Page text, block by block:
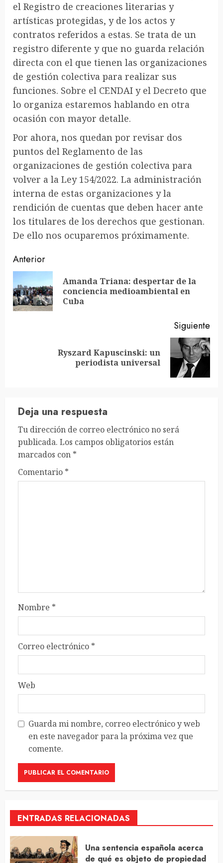
el Registro de creaciones literarias y
artísticas protegidas, y de los actos y
contratos referidos a estas. Se trata de un
registro diferente y que no guarda relación
directa con el que tienen las organizaciones
de gestión colectiva para realizar sus
funciones. Sobre el CENDAI y el Decreto que
lo organiza estaremos hablando en otra
ocasión con mayor detalle.
Por ahora, nos quedan por revisar dos
puntos del Reglamento de las
organizaciones de gestión colectiva para
volver a la Ley 154/2022. La administración
interna de estas organizaciones y la
rendición de cuentas que deben hacer ante
los titulares de los derechos que gestionan.
De ello nos ocuparemos próximamente.
Sigue
leyendo
Anterior
Amanda Triana: despertar de la
conciencia medioambiental en
Cuba
Siguiente
Ryszard Kapuscinski: un
periodista universal
Deja una respuesta
Tu dirección de correo electrónico no será
publicada. Los campos obligatorios están
marcados con *
Comentario *
Nombre *
Correo electrónico *
Web
Guarda mi nombre, correo electrónico y web
en este navegador para la próxima vez que
comente.
ENTRADAS RELACIONADAS
Una sentencia española acerca
de qué es objeto de propiedad